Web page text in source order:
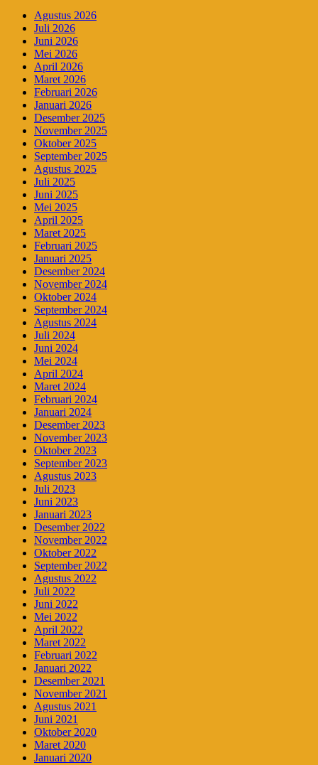
Agustus 2026
Juli 2026
Juni 2026
Mei 2026
April 2026
Maret 2026
Februari 2026
Januari 2026
Desember 2025
November 2025
Oktober 2025
September 2025
Agustus 2025
Juli 2025
Juni 2025
Mei 2025
April 2025
Maret 2025
Februari 2025
Januari 2025
Desember 2024
November 2024
Oktober 2024
September 2024
Agustus 2024
Juli 2024
Juni 2024
Mei 2024
April 2024
Maret 2024
Februari 2024
Januari 2024
Desember 2023
November 2023
Oktober 2023
September 2023
Agustus 2023
Juli 2023
Juni 2023
Januari 2023
Desember 2022
November 2022
Oktober 2022
September 2022
Agustus 2022
Juli 2022
Juni 2022
Mei 2022
April 2022
Maret 2022
Februari 2022
Januari 2022
Desember 2021
November 2021
Agustus 2021
Juni 2021
Oktober 2020
Maret 2020
Januari 2020